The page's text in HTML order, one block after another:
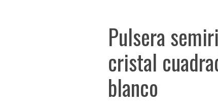
Pulsera
cristal
blanco